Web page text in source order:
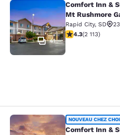
Comfort Inn &
41
Comfort Inn &
Mt Rushmore
Rapid City, SD
4.34 étoiles.
4.3(2 113)
Comfort Inn &
NOUVEAU CHEZ
Comfort Inn &